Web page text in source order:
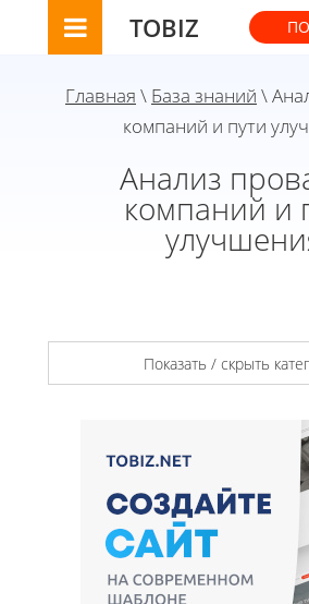
TOBIZ
Главная \ База знаний \
компаний и пути
Анализ
компаний и
Показать / скрыть